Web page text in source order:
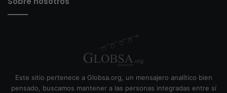
Este sitio pertenece a Globsa.org, un mensajero analítico bien
pensado, buscamos mantener a las personas integradas entre sí